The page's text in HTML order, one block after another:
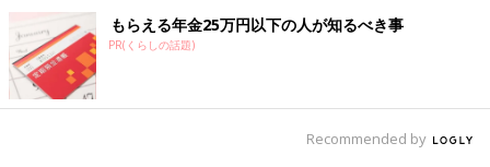
もらえる年金25万円以下の人が知るべき事
PR(くらしの話題)
Recommended by